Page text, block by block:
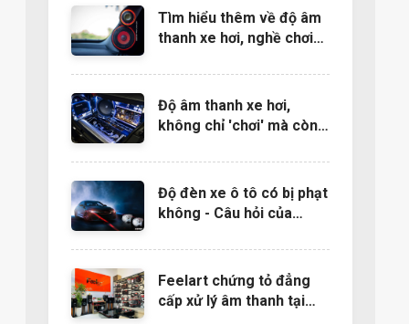
Tìm hiểu thêm về độ âm
thanh xe hơi, nghề chơi
Độ âm thanh xe hơi,
không chỉ 'chơi' mà còn
Độ đèn xe ô tô có bị phạt
không - Câu hỏi của
Feelart chứng tỏ đẳng
cấp xử lý âm thanh tại